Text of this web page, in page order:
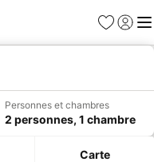
Favoris
Se
Personnes et chambres
2 personnes, 1 chambre
Carte